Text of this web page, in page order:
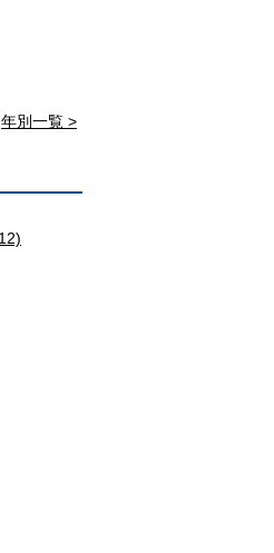
年別一覧 >